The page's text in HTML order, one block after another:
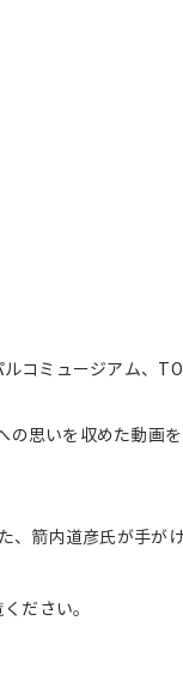
コミュージアム、
の思いを収めた動画
箭内道彦氏が手がけ
ださい。